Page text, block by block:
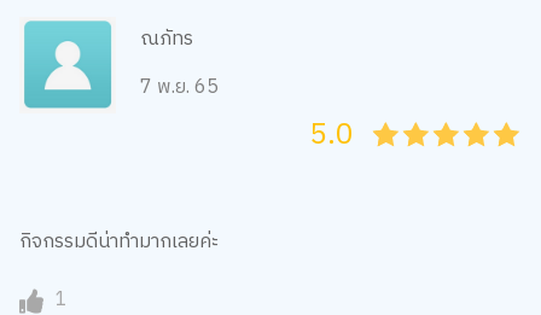
ณภัทร
7 พ.ย. 65
45
4
35
3
25
2
15
1
05
5.0
กิจกรรมดีน่าทำมากเลยค่ะ
1